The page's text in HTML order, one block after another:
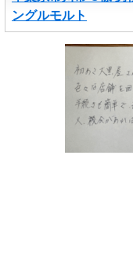
ングルモルト